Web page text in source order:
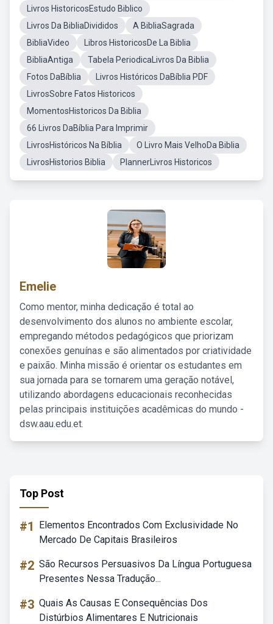
Livros HistoricosEstudo Biblico
Livros Da BibliaDivididos
A BibliaSagrada
BibliaVideo
Libros HistoricosDe La Biblia
BibliaAntiga
Tabela PeriodicaLivros Da Biblia
Fotos DaBíblia
Livros Históricos DaBíblia PDF
LivrosSobre Fatos Historicos
MomentosHistoricos Da Biblia
66 Livros DaBíblia Para Imprimir
LivrosHistóricos Na Bíblia
O Livro Mais VelhoDa Biblia
LivrosHistorios Biblia
PlannerLivros Historicos
Emelie
Como mentor, minha dedicação é total ao
desenvolvimento dos alunos no ambiente escolar,
empregando métodos pedagógicos que priorizam
conexões genuínas e são alimentados por criatividade
e paixão. Minha missão é orientar os estudantes em
sua jornada para se tornarem uma geração notável,
utilizando abordagens educacionais reconhecidas
pelas principais instituições acadêmicas do mundo -
dsw.aau.edu.et.
Top Post
#1
Elementos Encontrados Com Exclusividade No
Mercado De Capitais Brasileiros
#2 São Recursos Persuasivos Da Língua Portuguesa
Presentes Nessa Tradução...
#3 Quais As Causas E Consequências Dos
Distúrbios Alimentares E Nutricionais